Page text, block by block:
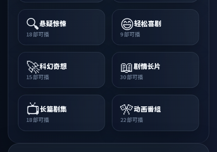
🔍悬疑惊悚
18部可播
😄轻松喜剧
9部可播
🚀科幻奇想
15部可播
📖剧情长片
30部可播
📺长篇剧集
18部可播
🎌动画番组
22部可播